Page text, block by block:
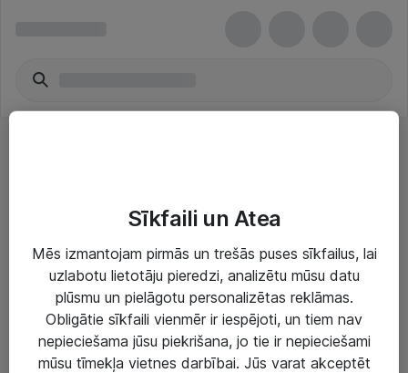
Risinājumi & Pakalpojumi
IT serviss un atbalsts
Sīkfaili un Atea
Mēs izmantojam pirmās un trešās puses sīkfailus, lai
uzlabotu lietotāju pieredzi, analizētu mūsu datu
plūsmu un pielāgotu personalizētas reklāmas.
Obligātie sīkfaili vienmēr ir iespējoti, un tiem nav
nepieciešama jūsu piekrišana, jo tie ir nepieciešami
mūsu tīmekļa vietnes darbībai. Jūs varat akceptēt